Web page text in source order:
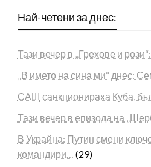
Най-четени за днес:
Тази вечер в „Грехове и
„В името на сина ми“ днес:
САЩ санкционираха Куба,
Тази вечер в епизода на
В Украйна: Путин смени
командири… (29)